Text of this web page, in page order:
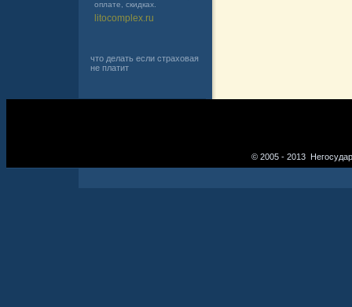
оплате, скидках.
litocomplex.ru
что делать если страховая
не платит
© 2005 - 2013